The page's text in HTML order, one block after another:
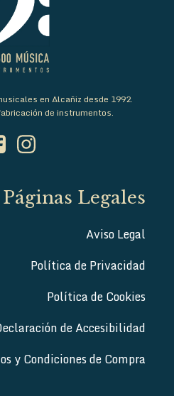
en Alcañiz desde 1992.
de instrumentos.
Páginas Legales
Aviso Legal
Política de Privacidad
Política de Cookies
de Accesibilidad
y Condiciones de Compra